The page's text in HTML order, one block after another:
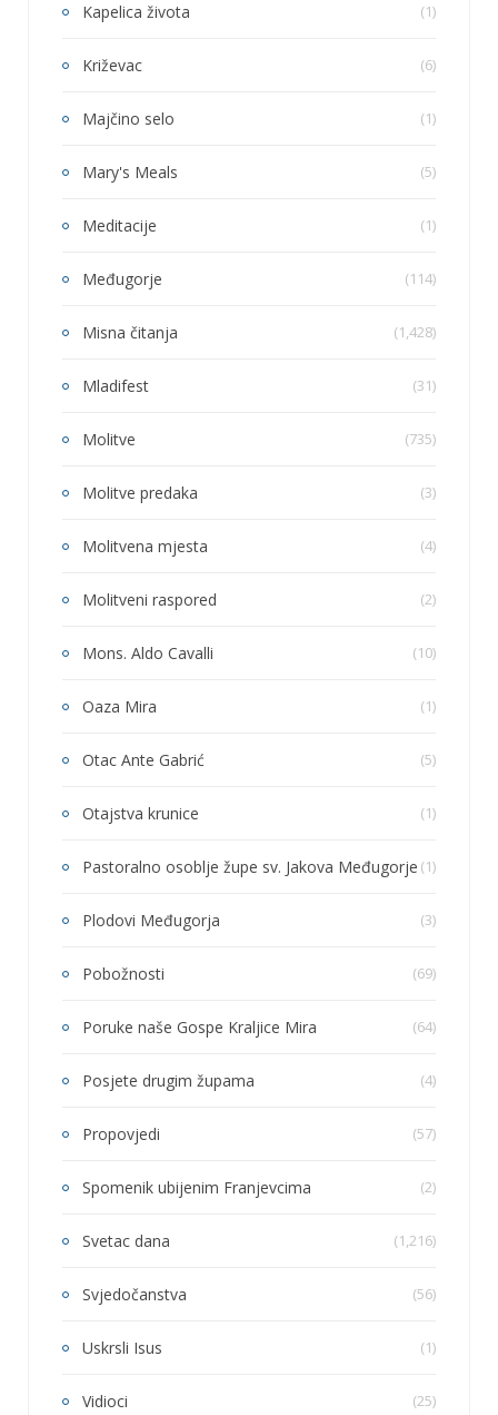
Kapelica života (1)
Križevac (6)
Majčino selo (1)
Mary's Meals (5)
Meditacije (1)
Međugorje (114)
Misna čitanja (1,428)
Mladifest (31)
Molitve (735)
Molitve predaka (3)
Molitvena mjesta (4)
Molitveni raspored (2)
Mons. Aldo Cavalli (10)
Oaza Mira (1)
Otac Ante Gabrić (5)
Otajstva krunice (1)
Pastoralno osoblje župe sv. Jakova Međugorje (1)
Plodovi Međugorja (3)
Pobožnosti (69)
Poruke naše Gospe Kraljice Mira (64)
Posjete drugim župama (4)
Propovjedi (57)
Spomenik ubijenim Franjevcima (2)
Svetac dana (1,216)
Svjedočanstva (56)
Uskrsli Isus (1)
Vidioci (25)